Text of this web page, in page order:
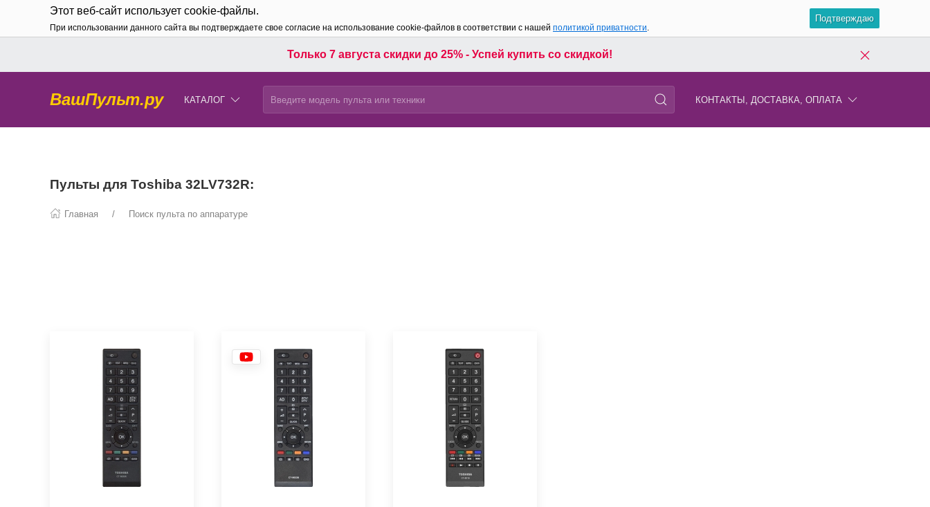
Этот веб-сайт использует cookie-файлы.
При использовании данного сайта вы подтверждаете свое согласие на использование cookie-файлов в соответствии с нашей политикой приватности.
Подтверждаю
Только 7 августа скидки до 25% - Успей купить со скидкой!
ВашПульт.ру КАТАЛОГ КОНТАКТЫ, ДОСТАВКА, ОПЛАТА
Пульты для Toshiba 32LV732R:
Главная Поиск пульта по аппаратуре